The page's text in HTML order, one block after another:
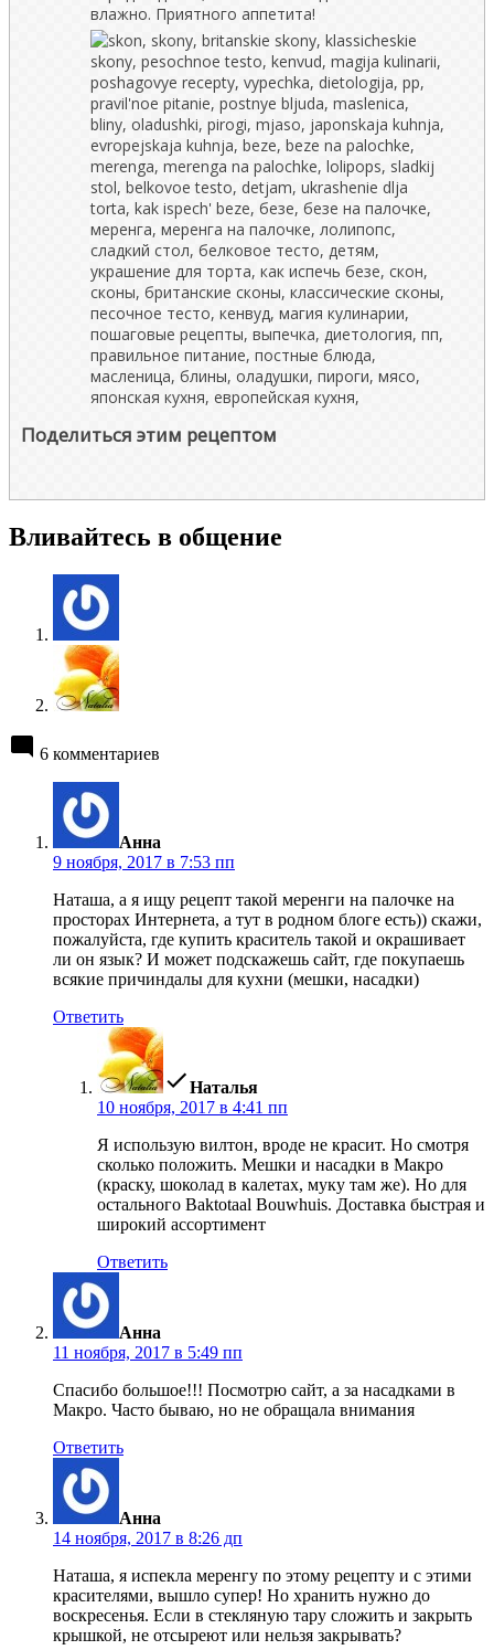
влажно. Приятного аппетита!
Поделиться этим рецептом
Вливайтесь в общение
6 комментариев
Анна
9 ноября, 2017 в 7:53 пп
Наташа, а я ищу рецепт такой меренги на палочке на
просторах Интернета, а тут в родном блоге есть)) скажи,
пожалуйста, где купить краситель такой и окрашивает
ли он язык? И может подскажешь сайт, где покупаешь
всякие причиндалы для кухни (мешки, насадки)
Ответить
Наталья
10 ноября, 2017 в 4:41 пп
Я использую вилтон, вроде не красит. Но смотря
сколько положить. Мешки и насадки в Макро
(краску, шоколад в калетах, муку там же). Но для
остального Baktotaal Bouwhuis. Доставка быстрая и
широкий ассортимент
Ответить
Анна
11 ноября, 2017 в 5:49 пп
Спасибо большое!!! Посмотрю сайт, а за насадками в
Макро. Часто бываю, но не обращала внимания
Ответить
Анна
14 ноября, 2017 в 8:26 дп
Наташа, я испекла меренгу по этому рецепту и с этими
красителями, вышло супер! Но хранить нужно до
воскресенья. Если в стекляную тару сложить и закрыть
крышкой, не отсыреют или нельзя закрывать?